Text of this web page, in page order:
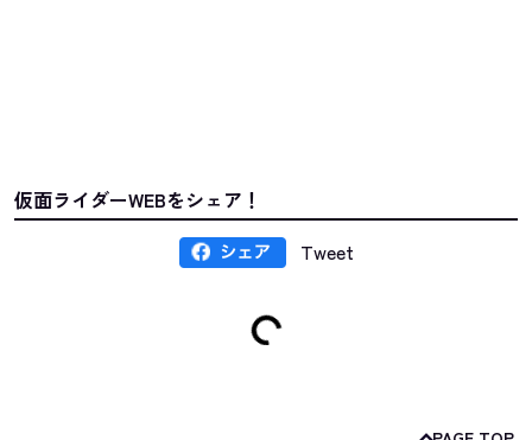
仮面ライダーWEBをシェア！
Tweet